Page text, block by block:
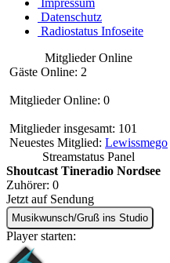
Impressum
Datenschutz
Radiostatus Infoseite
Mitglieder Online
Gäste Online: 2
Mitglieder Online: 0
Mitglieder insgesamt: 101
Neuestes Mitglied: Lewissmego
Streamstatus Panel
Shoutcast Tineradio Nordsee
Zuhörer: 0
Jetzt auf Sendung
Musikwunsch/Gruß ins Studio
Player starten: